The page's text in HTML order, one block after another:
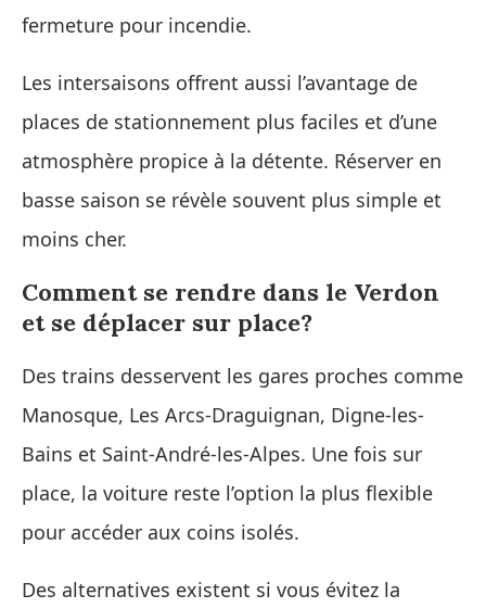
fermeture pour incendie.
Les intersaisons offrent aussi l’avantage de
places de stationnement plus faciles et d’une
atmosphère propice à la détente. Réserver en
basse saison se révèle souvent plus simple et
moins cher.
Comment se rendre dans le Verdon
et se déplacer sur place?
Des trains desservent les gares proches comme
Manosque, Les Arcs-Draguignan, Digne-les-
Bains et Saint-André-les-Alpes. Une fois sur
place, la voiture reste l’option la plus flexible
pour accéder aux coins isolés.
Des alternatives existent si vous évitez la